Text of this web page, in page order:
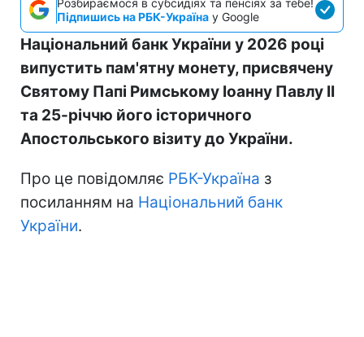
Підпишись на РБК-Україна у Google
Національний банк України у 2026 році
випустить пам'ятну монету, присвячену
Святому Папі Римському Іоанну Павлу II
та 25-річчю його історичного
Апостольського візиту до України.
Про це повідомляє РБК-Україна з
посиланням на Національний банк
України.